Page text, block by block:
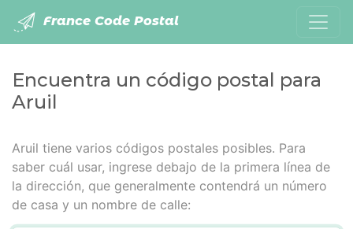
France Code Postal
Encuentra un código postal para
Aruil
Aruil tiene varios códigos postales posibles. Para
saber cuál usar, ingrese debajo de la primera línea de
la dirección, que generalmente contendrá un número
de casa y un nombre de calle: